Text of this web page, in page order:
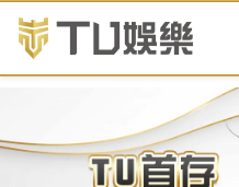
娛樂城身分證
戲世界的鑰匙！